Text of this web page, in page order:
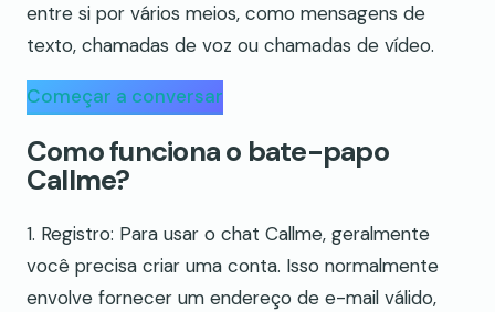
entre si por vários meios, como mensagens de
texto, chamadas de voz ou chamadas de vídeo.
Começar a conversar
Como funciona o bate-papo
Callme?
1. Registro: Para usar o chat Callme, geralmente
você precisa criar uma conta. Isso normalmente
envolve fornecer um endereço de e-mail válido,